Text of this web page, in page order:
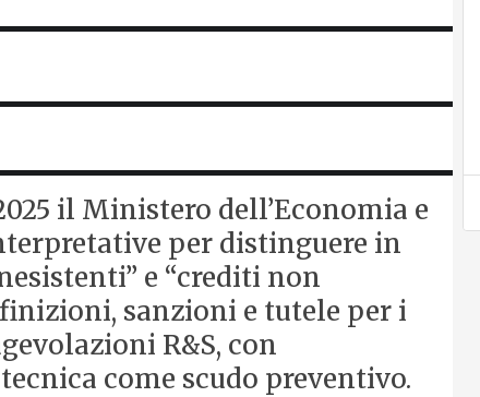
il Ministero dell’Economia e
per distinguere in
e “crediti non
sanzioni e tutele per i
R&S, con
come scudo preventivo.